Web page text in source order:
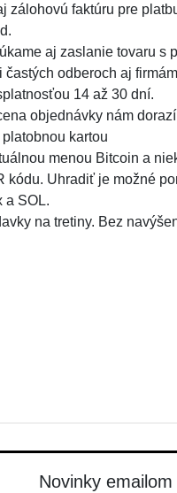
zálohovú faktúru pre
aj zaslanie tovaru s
odberoch aj
14 až 30 dní.
objednávky nám
kartou
menou Bitcoin a
Uhradiť je možné
a SOL.
na tretiny. Bez
Novinky emailom